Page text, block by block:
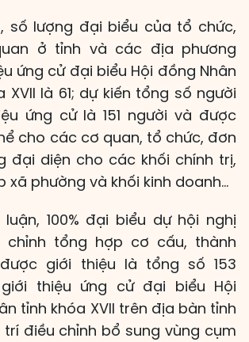
số lượng đại biểu của tổ chức,
ở tỉnh và các địa phương
ứng cử đại biểu Hội đồng Nhân
XVII là 61; dự kiến tổng số người
ứng cử là 151 người và được
cho các cơ quan, tổ chức, đơn
đại diện cho các khối chính trị,
xã phường và khối kinh doanh…
100% đại biểu dự hội nghị
chỉnh tổng hợp cơ cấu, thành
giới thiệu là tổng số 153
thiệu ứng cử đại biểu Hội
tỉnh khóa XVII trên địa bàn tỉnh
trí điều chỉnh bổ sung vùng cụm